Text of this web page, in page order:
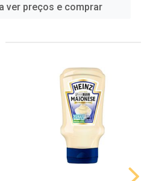
ver preços e comprar